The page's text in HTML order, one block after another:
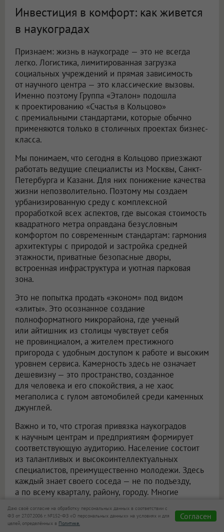
Инвестиция в комфорт: как живется
в наукоградах
Признаем: жизнь в наукограде — это не всегда
легко. Логистика, лимитированная загрузка
социальных учреждений и прямая зависимость
от научного центра — это классические вызовы.
Именно поэтому Группа «Эталон» подошла
к проектированию «Счастья в Кольцово»
с премиальными стандартами, которые обычно
применяются только в столичных проектах бизнес-
класса.
Мы понимаем, что сегодня в Кольцово приезжают
работать ведущие специалисты из Москвы, Санкт-
Петербурга и Казани. Для них понижение качества
жизни непозволительно. Поэтому мы создаем
урбанизированную среду с комплексной
проработкой всех аспектов, где высокая стоимость
квадратного метра оправдана безусловным
комфортом по современным стандартам: гармония
архитектуры с природой и застройка средней
этажности, приватные безопасные дворы,
встроенная инфраструктура и уютная парковая
зона.
Это не попытка продать «эконом» под видом
«элиты». Это осознанное создание
полноформатного микрорайона, где ученый
или айтишник из столицы чувствует себя
не провинциалом, а жителем престижного
пригорода с удобным доступом к работе и высоким
уровнем сервиса. Камерность здесь не означает
дешевизну — это пространство, созданное
для человека и его спокойствия, а не хаос
мегаполиса с гулом автомобилей среди каменных
джунглей.
Важно и то, что строгая привязка наукоградов
к научным центрам и предприятиям формирует
соответствующую аудиторию. Население состоит
из талантливых и высокоинтеллектуальных
специалистов, преимущественно молодежи. Здесь
каждый знает своего соседа — не по подъезду,
а по всему кварталу, району, городу. Многие
единомышленников и друзей, но и настоящую
любовь. Еще с советских времен наукограды
Даю своё согласие на обработку персональных данных в соответствии с
ФЗ от 27.07.2006 г. №152-ФЗ «О персональных данных» на условиях и для
целей, определённых в Политике.
Согласен